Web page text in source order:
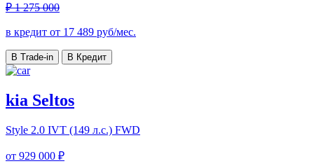
₽ 1 275 000
в кредит от 17 489 руб/мес.
В Trade-in В Кредит
kia Seltos
Style 2.0 IVT (149 л.с.) FWD
от 929 000 ₽